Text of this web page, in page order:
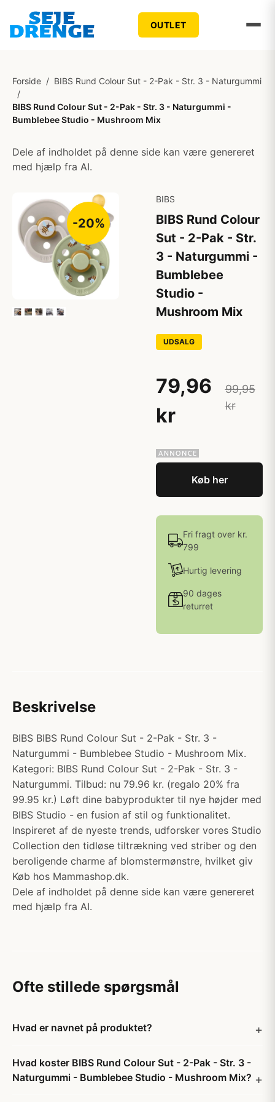
OUTLET
Forside / BIBS Rund Colour Sut - 2-Pak - Str. 3 - Naturgummi
/
BIBS Rund Colour Sut - 2-Pak - Str. 3 - Naturgummi -
Bumblebee Studio - Mushroom Mix
Dele af indholdet på denne side kan være genereret
med hjælp fra AI.
-20%
BIBS
BIBS Rund Colour
Sut - 2-Pak - Str.
3 - Naturgummi -
Bumblebee
Studio -
Mushroom Mix
UDSALG
79,96
kr
99,95
kr
Køb her
Fri fragt over kr.
799
Hurtig levering
90 dages
returret
Beskrivelse
BIBS BIBS Rund Colour Sut - 2-Pak - Str. 3 -
Naturgummi - Bumblebee Studio - Mushroom Mix.
Kategori: BIBS Rund Colour Sut - 2-Pak - Str. 3 -
Naturgummi. Tilbud: nu 79.96 kr. (regalo 20% fra
99.95 kr.) Løft dine babyprodukter til nye højder med
BIBS Studio - en fusion af stil og funktionalitet.
Inspireret af de nyeste trends, udforsker vores Studio
Collection den tidløse tiltrækning ved striber og den
beroligende charme af blomstermønstre, hvilket giv
Køb hos Mammashop.dk.
Dele af indholdet på denne side kan være genereret
med hjælp fra AI.
Ofte stillede spørgsmål
Hvad er navnet på produktet?
Hvad koster BIBS Rund Colour Sut - 2-Pak - Str. 3 -
Naturgummi - Bumblebee Studio - Mushroom Mix?